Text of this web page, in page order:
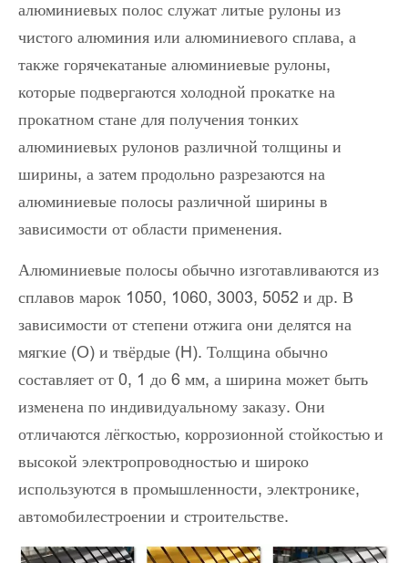
алюминиевых полос служат литые рулоны из
чистого алюминия или алюминиевого сплава, а
также горячекатаные алюминиевые рулоны,
которые подвергаются холодной прокатке на
прокатном стане для получения тонких
алюминиевых рулонов различной толщины и
ширины, а затем продольно разрезаются на
алюминиевые полосы различной ширины в
зависимости от области применения.
Алюминиевые полосы обычно изготавливаются из
сплавов марок 1050, 1060, 3003, 5052 и др. В
зависимости от степени отжига они делятся на
мягкие (O) и твёрдые (H). Толщина обычно
составляет от 0, 1 до 6 мм, а ширина может быть
изменена по индивидуальному заказу. Они
отличаются лёгкостью, коррозионной стойкостью и
высокой электропроводностью и широко
используются в промышленности, электронике,
автомобилестроении и строительстве.